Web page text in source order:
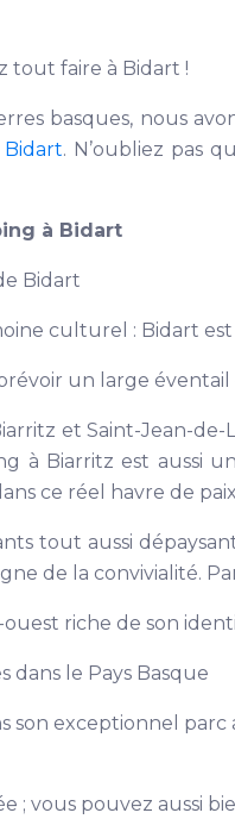
tout faire à Bidart !
basques, nous
. N’oubliez pas
à Bidart
Bidart
culturel : Bidart
un large éventail
et Saint-Jean-
à Biarritz est
ce réel havre de
tout aussi
de la convivialité.
riche de son
dans le Pays Basque
exceptionnel
; vous pouvez aussi